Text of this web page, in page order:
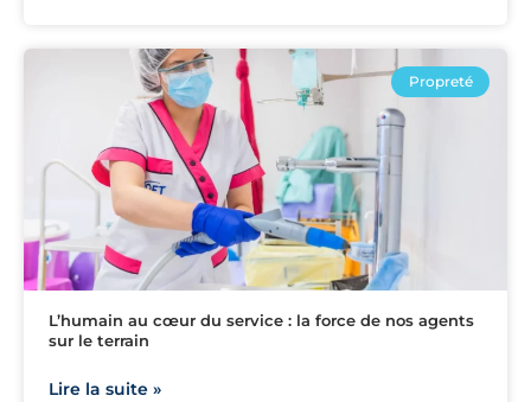
Propreté
L’humain au cœur du service : la force de nos agents
sur le terrain
Lire la suite »